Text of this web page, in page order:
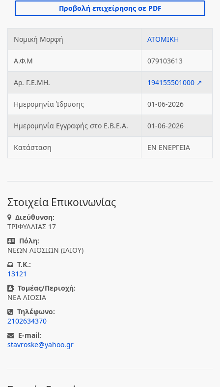
Νομική Μορφή ΑΤΟΜΙΚΗ
Α.Φ.Μ 079103613
Αρ. Γ.Ε.ΜΗ. 194155501000 ↗
Ημερομηνία Ίδρυσης 01-06-2026
Ημερομηνία Εγγραφής στο Ε.Β.Ε.Α. 01-06-2026
Κατάσταση ΕΝ ΕΝΕΡΓΕΙΑ
Στοιχεία Επικοινωνίας
Διεύθυνση:
ΤΡΙΦΥΛΛΙΑΣ 17
Πόλη:
ΝΕΩΝ ΛΙΟΣΙΩΝ (ΙΛΙΟΥ)
T.K.:
13121
Τομέας/Περιοχή:
ΝΕΑ ΛΙΟΣΙΑ
Τηλέφωνο:
2102634370
E-mail:
stavroske@yahoo.gr